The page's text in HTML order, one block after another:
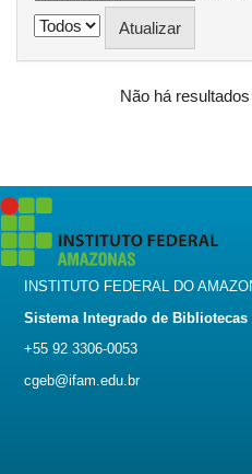
Não há
INSTITUTO FEDERAL DO
Sistema Integrado de Bibliotecas
+55 92 3306-0053
cgeb@ifam.edu.br